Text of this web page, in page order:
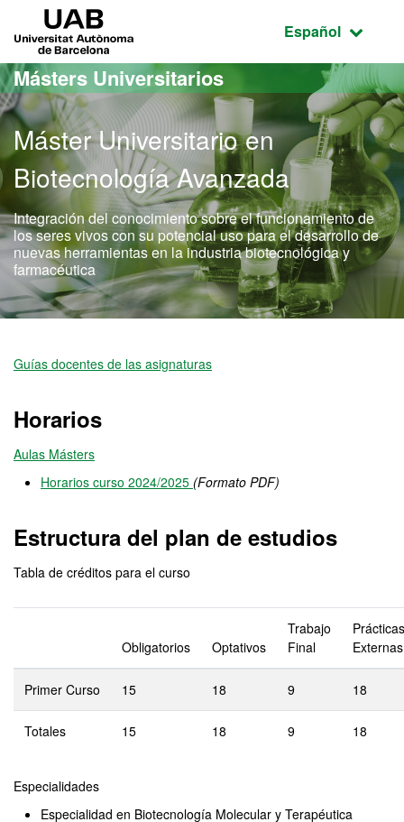
Acceso al contenido principal
Acceso a la navegación de la página
Idioma
Español
Másters Universitarios
Máster Universitario en
Biotecnología Avanzada
Integración del conocimiento sobre el funcionamiento de
los seres vivos con su potencial uso para el desarrollo de
nuevas herramientas en la industria biotecnológica y
farmacéutica
Máster Oficial -
Guías docentes de las asignaturas
Horarios
Aulas Másters
Horarios curso 2024/2025 (Formato PDF)
Estructura del plan de estudios
Tabla de créditos para el curso
Obligatorios Optativos
Trabajo
Final
Prácticas
Externas
Primer Curso 15 18 9 18
Totales 15 18 9 18
Especialidades
Especialidad en Biotecnología Molecular y Terapéutica